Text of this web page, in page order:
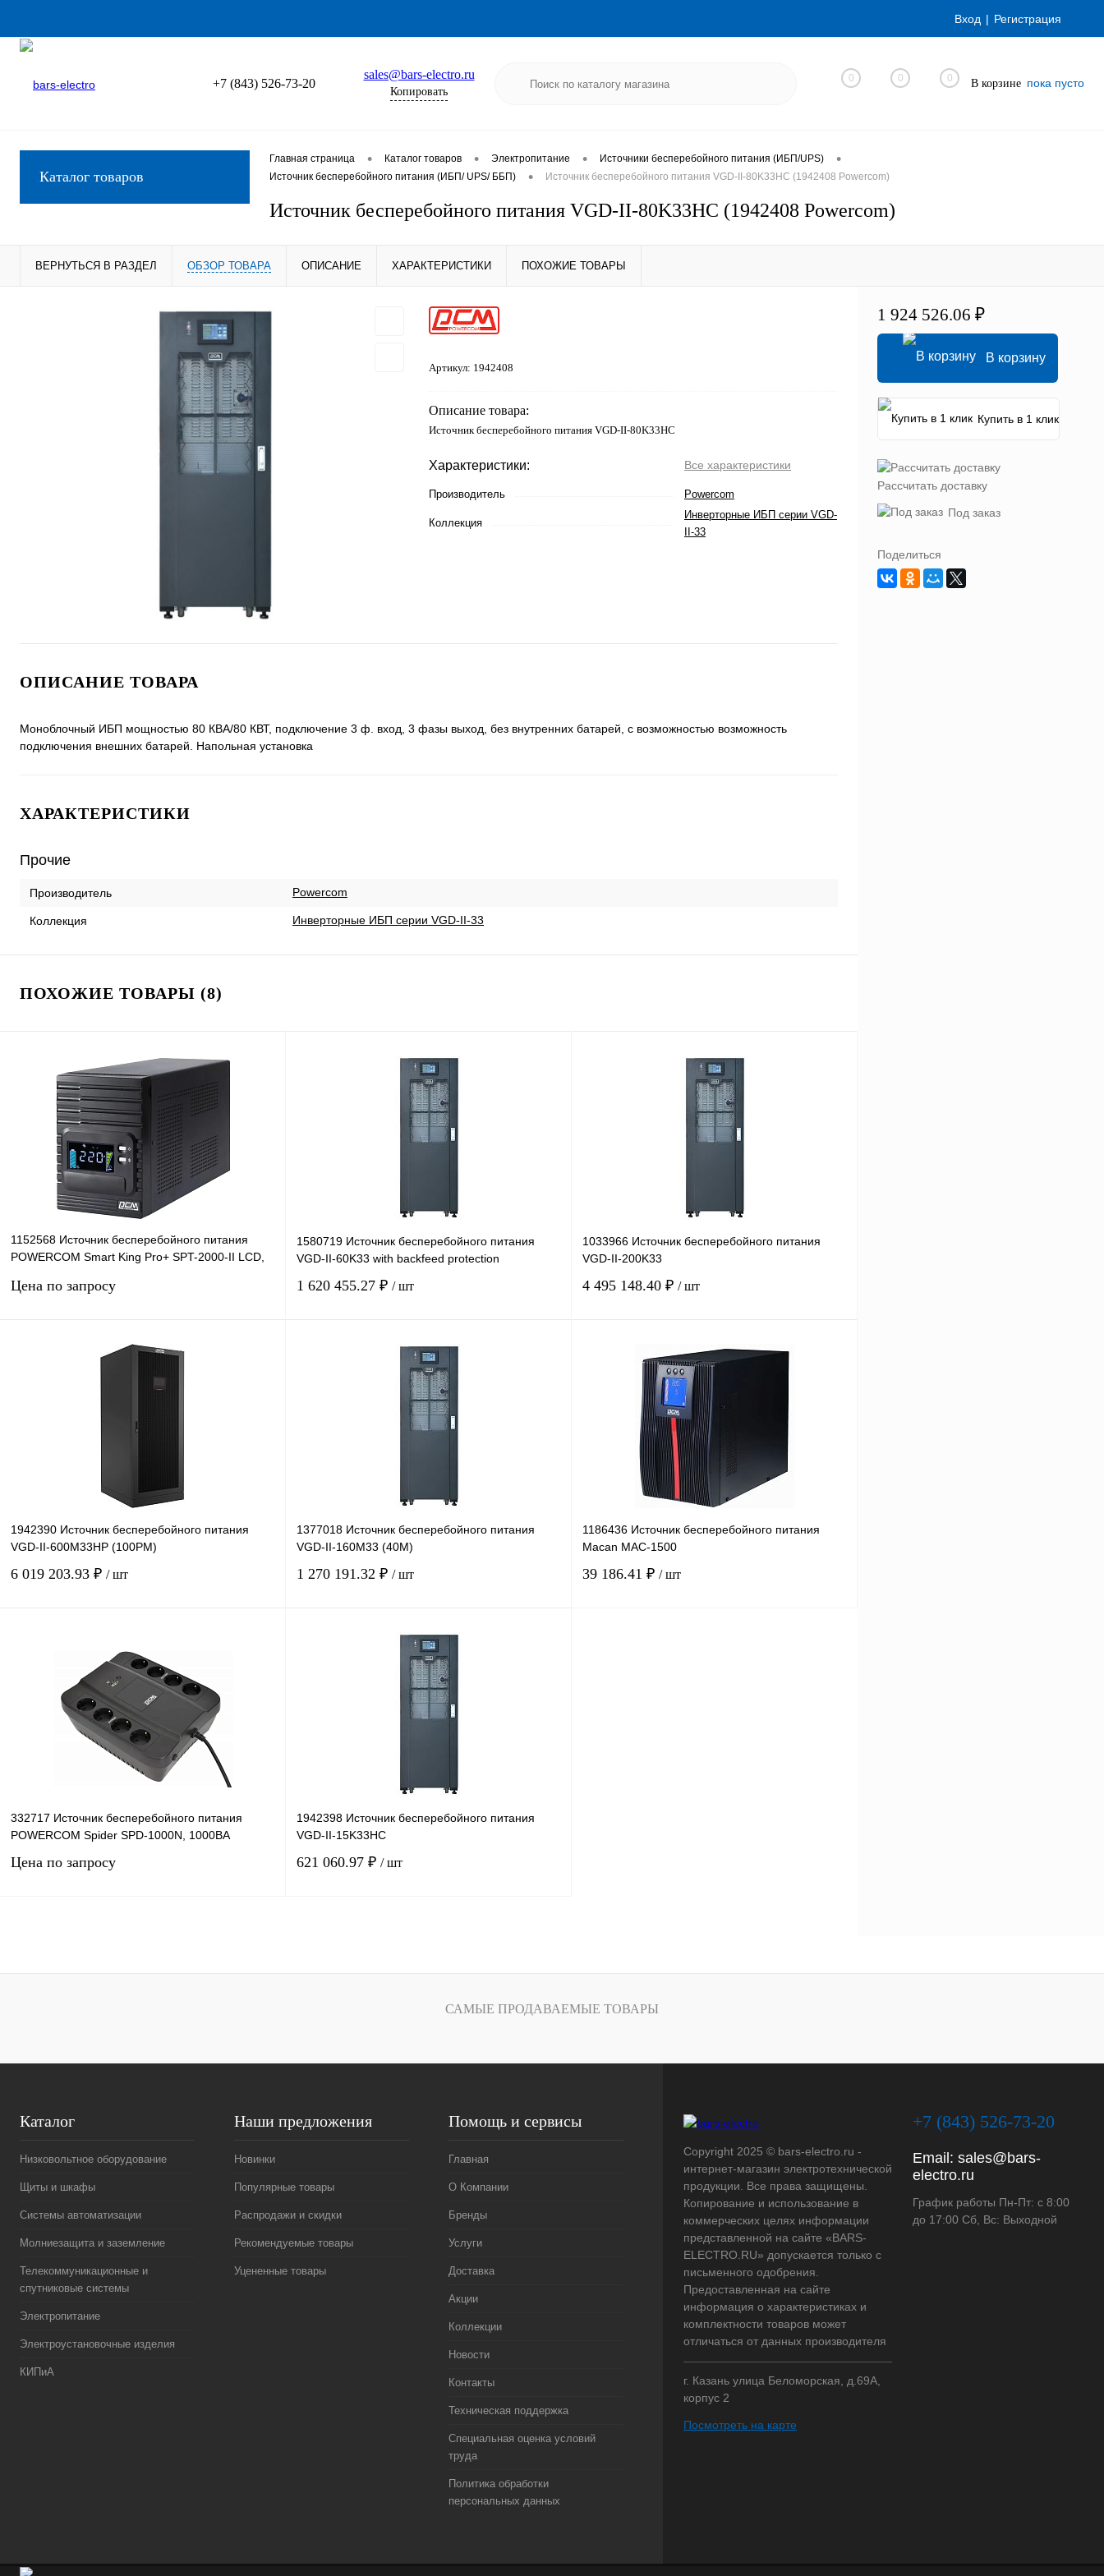
Вход Регистрация
+7 (843) 526-73-20
sales@bars-electro.ru
Копировать
0 0 0 В корзине пока пусто
Каталог товаров
Главная страница • Каталог товаров • Электропитание • Источники бесперебойного питания (ИБП/UPS) •
Источник бесперебойного питания (ИБП/ UPS/ ББП) • Источник бесперебойного питания VGD-II-80K33HС (1942408 Powercom)
Источник бесперебойного питания VGD-II-80K33HС (1942408 Powercom)
ВЕРНУТЬСЯ В РАЗДЕЛ ОБЗОР ТОВАРА ОПИСАНИЕ ХАРАКТЕРИСТИКИ ПОХОЖИЕ ТОВАРЫ
Артикул: 1942408
Описание товара:
Источник бесперебойного питания VGD-II-80K33HС
Характеристики: Все характеристики
Производитель Powercom
Коллекция
Инверторные ИБП серии VGD-
II-33
ОПИСАНИЕ ТОВАРА
Моноблочный ИБП мощностью 80 КВА/80 КВТ, подключение 3 ф. вход, 3 фазы выход, без внутренних батарей, с возможностью возможность
подключения внешних батарей. Напольная установка
ХАРАКТЕРИСТИКИ
Прочие
Производитель Powercom
Коллекция Инверторные ИБП серии VGD-II-33
ПОХОЖИЕ ТОВАРЫ (8)
1152568 Источник бесперебойного питания
POWERCOM Smart King Pro+ SPT-2000-II LCD,
Цена по запросу
Запросить цену
1580719 Источник бесперебойного питания
VGD-II-60K33 with backfeed protection
1 620 455.27 ₽ / шт
Сравнение
Под заказ
1033966 Источник бесперебойного питания
VGD-II-200K33
4 495 148.40 ₽ / шт
В корзину
Купить в 1 клик
В избранное
1942390 Источник бесперебойного питания
VGD-II-600M33HP (100PM)
6 019 203.93 ₽ / шт
Купить в 1 клик Сравнение
В избранное Под заказ
1377018 Источник бесперебойного питания
VGD-II-160M33 (40M)
1 270 191.32 ₽ / шт
Сравнение
Под заказ
1186436 Источник бесперебойного питания
Macan MAC-1500
39 186.41 ₽ / шт
332717 Источник бесперебойного питания
POWERCOM Spider SPD-1000N, 1000ВA
Цена по запросу
Купить в 1 клик Сравнение
1942398 Источник бесперебойного питания
VGD-II-15K33HС
621 060.97 ₽ / шт
Купить в 1 клик Сравнение
1 924 526.06 ₽
В корзину
Купить в 1 клик
Рассчитать доставку
Под заказ
Поделиться
САМЫЕ ПРОДАВАЕМЫЕ ТОВАРЫ
Каталог
Низковольтное оборудование
Щиты и шкафы
Системы автоматизации
Молниезащита и заземление
Телекоммуникационные и
спутниковые системы
Электропитание
Электроустановочные изделия
КИПиА
Наши предложения
Новинки
Популярные товары
Распродажи и скидки
Рекомендуемые товары
Уцененные товары
Помощь и сервисы
Главная
О Компании
Бренды
Услуги
Доставка
Акции
Коллекции
Новости
Контакты
Техническая поддержка
Специальная оценка условий
труда
Политика обработки
персональных данных
Copyright 2025 © bars-electro.ru -
интернет-магазин электротехнической
продукции. Все права защищены.
Копирование и использование в
коммерческих целях информации
представленной на сайте «BARS-
ELECTRO.RU» допускается только с
письменного одобрения.
Предоставленная на сайте
информация о характеристиках и
комплектности товаров может
отличаться от данных производителя
г. Казань улица Беломорская, д.69А,
корпус 2
Посмотреть на карте
+7 (843) 526-73-20
Email: sales@bars-
electro.ru
График работы Пн-Пт: с 8:00
до 17:00 Сб, Вс: Выходной